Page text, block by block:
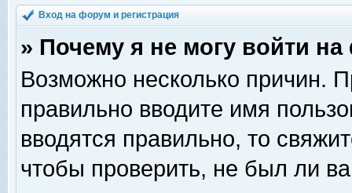
Вход на форум и регистрация
» Почему я не могу войти
Возможно несколько причин.
правильно вводите имя
вводятся правильно, то
чтобы проверить, не был ли